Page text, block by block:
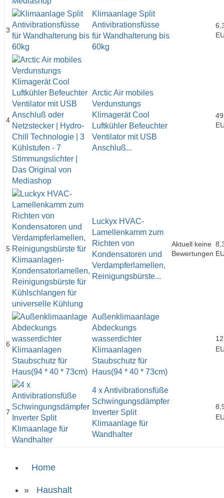
3
Klimaanlage Split
Antivibrationsfüsse
für Wandhalterung bis
60kg
4
Arctic Air mobiles
Verdunstungs
Klimagerät Cool
Luftkühler Befeuchter
Ventilator mit USB
Anschluß...
5
Luckyx HVAC-
Lamellenkamm zum
Richten von
Kondensatoren und
Verdampferlamellen,
Reinigungsbürste...
Aktuell keine
Bewertungen
6
Außenklimaanlage
Abdeckungs
wasserdichter
Klimaanlagen
Staubschutz für
Haus(94 * 40 * 73cm)
7
4 x Antivibrationsfüße
Schwingungsdämpfer
Inverter Split
Klimaanlage für
Wandhalter
Home
» Haushalt